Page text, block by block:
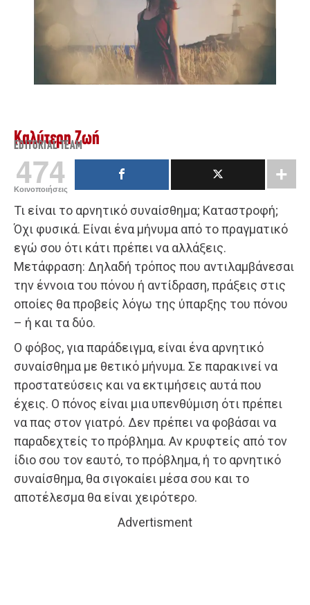
Καλύτερη Ζωή
EDITORIAL TEAM
474
Κοινοποιήσεις
Τι είναι το αρνητικό συναίσθημα; Καταστροφή;
Όχι φυσικά. Είναι ένα μήνυμα από το πραγματικό
εγώ σου ότι κάτι πρέπει να αλλάξεις.
Μετάφραση: Δηλαδή τρόπος που αντιλαμβάνεσαι
την έννοια του πόνου ή αντίδραση, πράξεις στις
οποίες θα προβείς λόγω της ύπαρξης του πόνου
– ή και τα δύο.
Ο φόβος, για παράδειγμα, είναι ένα αρνητικό
συναίσθημα με θετικό μήνυμα. Σε παρακινεί να
προστατεύσεις και να εκτιμήσεις αυτά που
έχεις. Ο πόνος είναι μια υπενθύμιση ότι πρέπει
να πας στον γιατρό. Δεν πρέπει να φοβάσαι να
παραδεχτείς το πρόβλημα. Αν κρυφτείς από τον
ίδιο σου τον εαυτό, το πρόβλημα, ή το αρνητικό
συναίσθημα, θα σιγοκαίει μέσα σου και το
αποτέλεσμα θα είναι χειρότερο.
Advertisment